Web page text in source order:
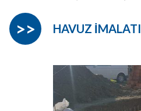
HAVUZ İMALATI
>>